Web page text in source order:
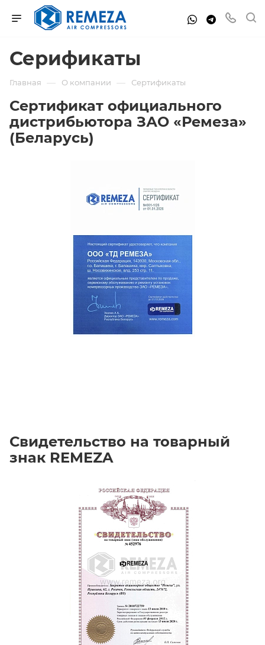
Серификаты
Главная — О компании — Сертификаты
Сертификат официального
дистрибьютора ЗАО «Ремеза»
(Беларусь)
Свидетельство на товарный
знак REMEZA